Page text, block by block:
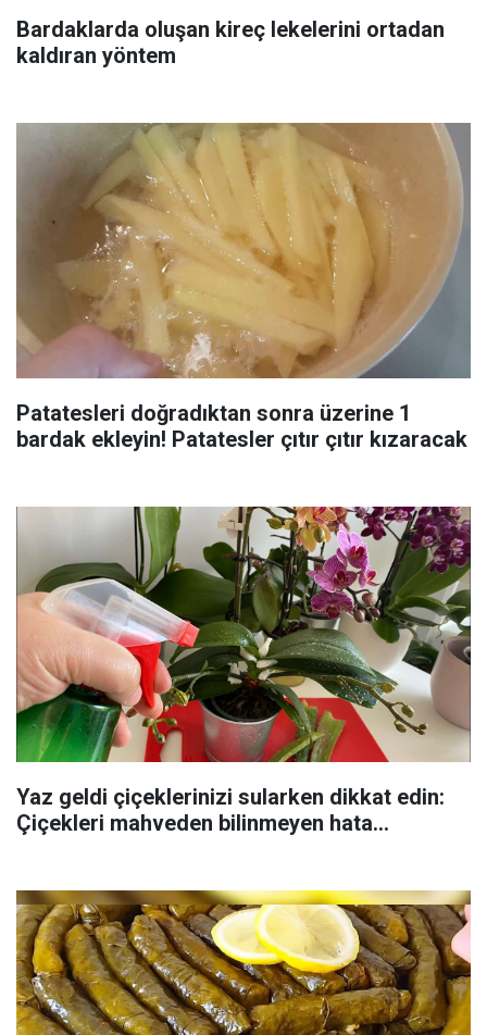
Bardaklarda oluşan kireç lekelerini ortadan
kaldıran yöntem
Patatesleri doğradıktan sonra üzerine 1
bardak ekleyin! Patatesler çıtır çıtır kızaracak
Yaz geldi çiçeklerinizi sularken dikkat edin:
Çiçekleri mahveden bilinmeyen hata...